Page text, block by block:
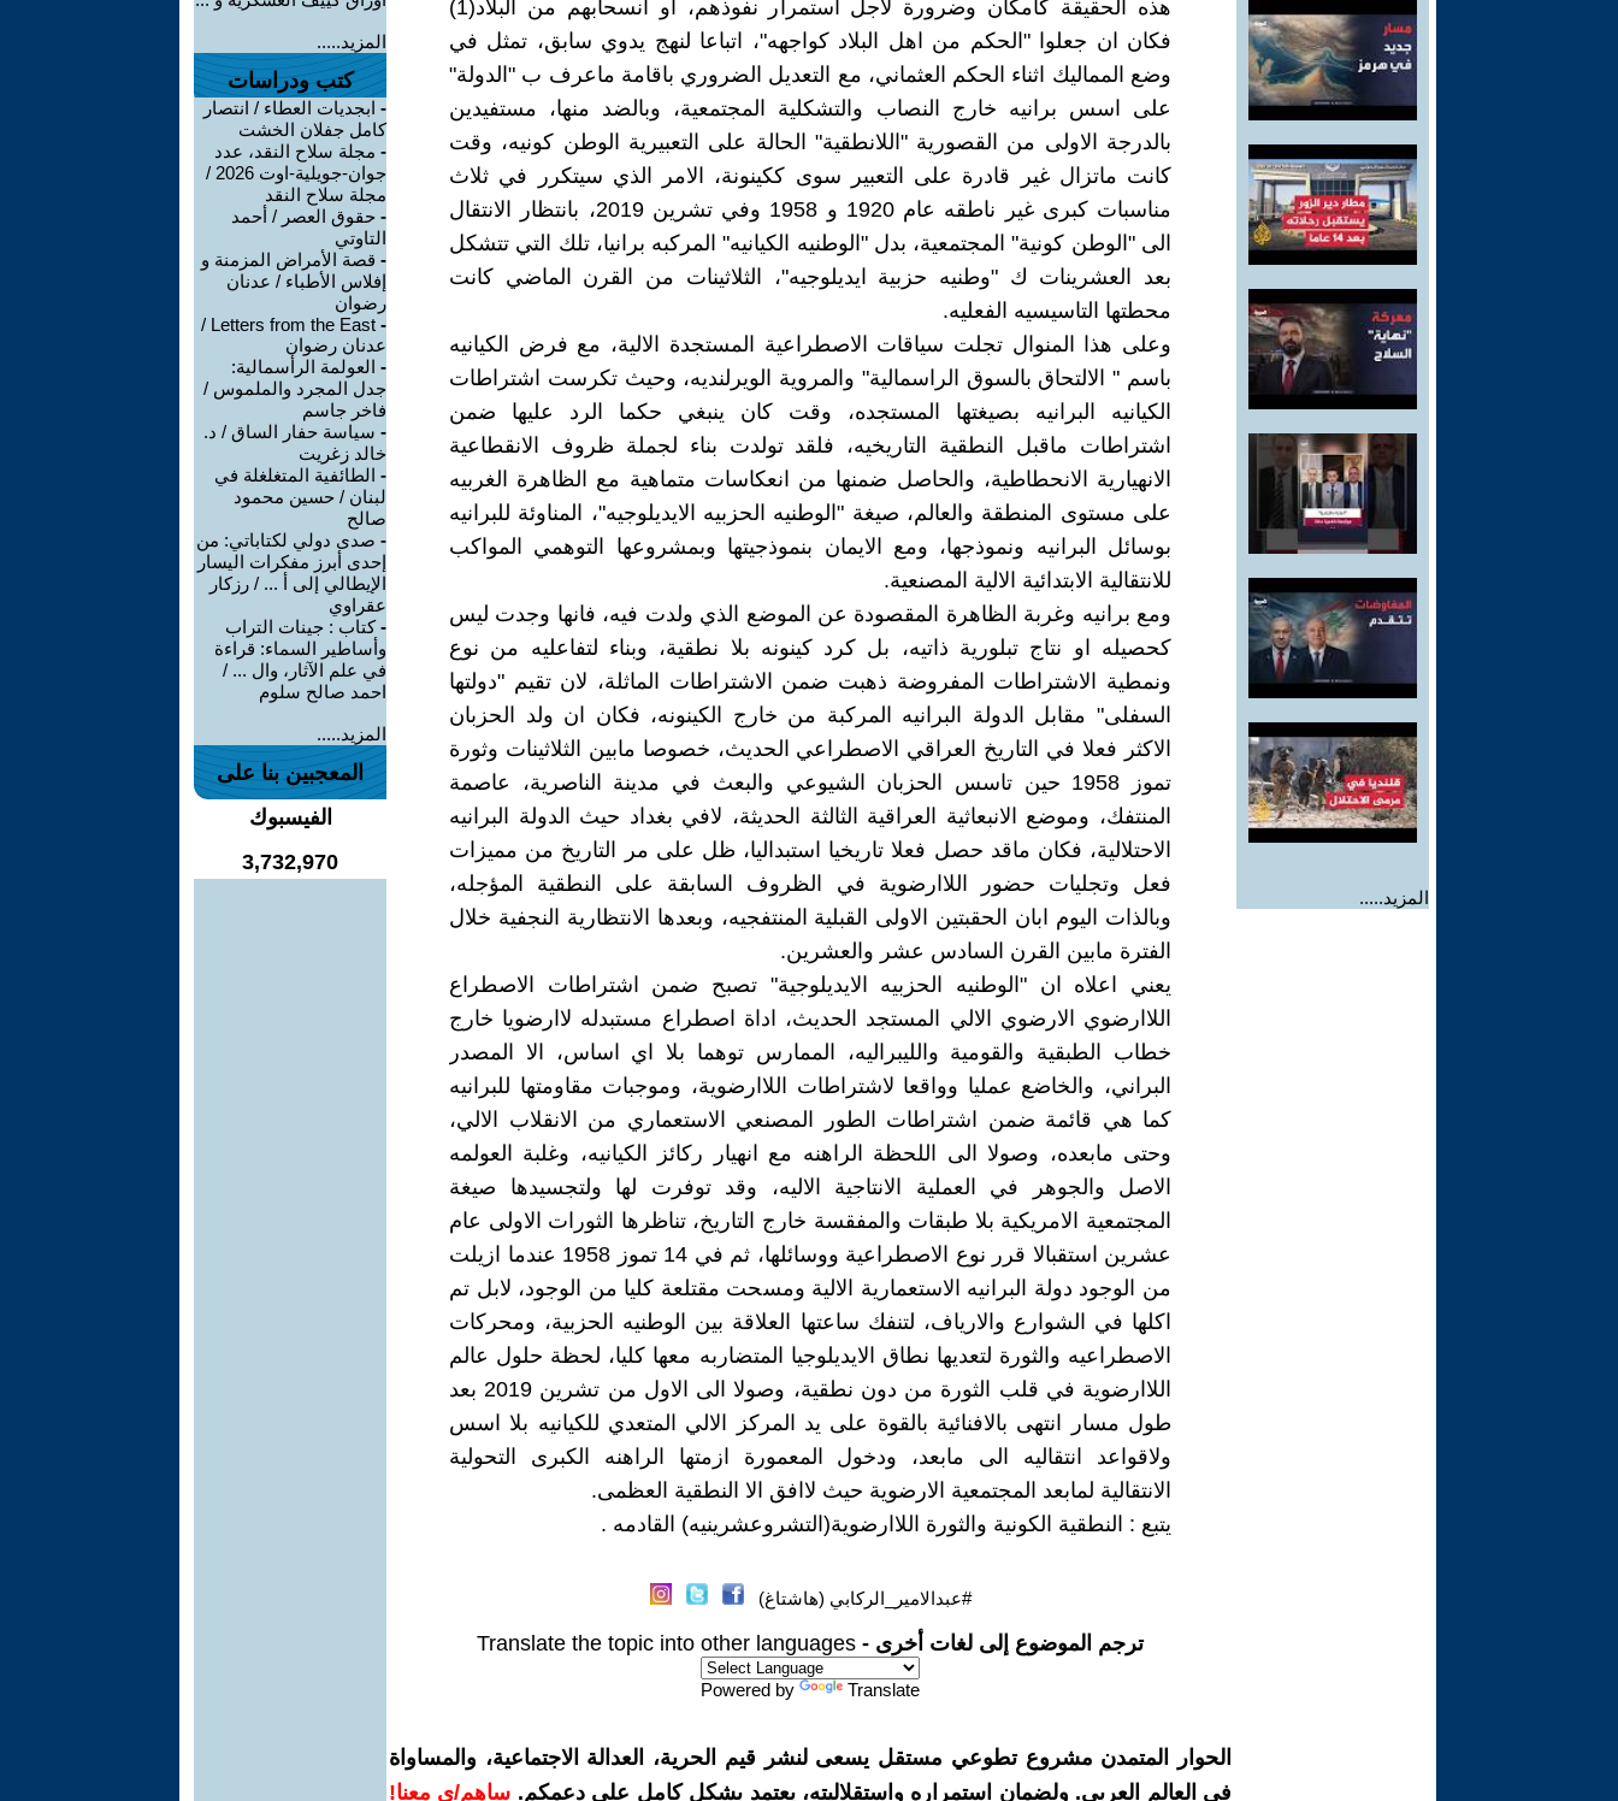
المزيد.....
هذه الحقيقة كامكان وضرورة لاجل استمرار نفوذهم، او انسحابهم من البلاد(1)
فكان ان جعلوا "الحكم من اهل البلاد كواجهه"، اتباعا لنهج يدوي سابق، تمثل في
وضع المماليك اثناء الحكم العثماني، مع التعديل الضروري باقامة ماعرف ب "الدولة"
على اسس برانيه خارج النصاب والتشكلية المجتمعية، وبالضد منها، مستفيدين
بالدرجة الاولى من القصورية "اللانطقية" الحالة على التعبيرية الوطن كونيه، وقت
كانت ماتزال غير قادرة على التعبير سوى ككينونة، الامر الذي سيتكرر في ثلاث
مناسبات كبرى غير ناطقه عام 1920 و 1958 وفي تشرين 2019، بانتظار الانتقال
الى "الوطن كونية" المجتمعية، بدل "الوطنيه الكيانيه" المركبه برانيا، تلك التي تتشكل
بعد العشرينات ك "وطنيه حزبية ايديلوجيه"، الثلاثينات من القرن الماضي كانت
محطتها التاسيسيه الفعليه.
وعلى هذا المنوال تجلت سياقات الاصطراعية المستجدة الالية، مع فرض الكيانيه
باسم " الالتحاق بالسوق الراسمالية" والمروية الويرلنديه، وحيث تكرست اشتراطات
الكيانيه البرانيه بصيغتها المستجده، وقت كان ينبغي حكما الرد عليها ضمن
اشتراطات ماقبل النطقية التاريخيه، فلقد تولدت بناء لجملة ظروف الانقطاعية
الانهيارية الانحطاطية، والحاصل ضمنها من انعكاسات متماهية مع الظاهرة الغربيه
على مستوى المنطقة والعالم، صيغة "الوطنيه الحزبيه الايديلوجيه"، المناوئة للبرانيه
بوسائل البرانيه ونموذجها، ومع الايمان بنموذجيتها وبمشروعها التوهمي المواكب
للانتقالية الابتدائية الالية المصنعية.
ومع برانيه وغربة الظاهرة المقصودة عن الموضع الذي ولدت فيه، فانها وجدت ليس
كحصيله او نتاج تبلورية ذاتيه، بل كرد كينونه بلا نطقية، وبناء لتفاعليه من نوع
ونمطية الاشتراطات المفروضة ذهبت ضمن الاشتراطات الماثلة، لان تقيم "دولتها
السفلى" مقابل الدولة البرانيه المركبة من خارج الكينونه، فكان ان ولد الحزبان
الاكثر فعلا في التاريخ العراقي الاصطراعي الحديث، خصوصا مابين الثلاثينات وثورة
تموز 1958 حين تاسس الحزبان الشيوعي والبعث في مدينة الناصرية، عاصمة
المنتفك، وموضع الانبعاثية العراقية الثالثة الحديثة، لافي بغداد حيث الدولة البرانيه
الاحتلالية، فكان ماقد حصل فعلا تاريخيا استبداليا، ظل على مر التاريخ من مميزات
فعل وتجليات حضور اللاارضوية في الظروف السابقة على النطقية المؤجله،
وبالذات اليوم ابان الحقبتين الاولى القبلية المنتفجيه، وبعدها الانتظارية النجفية خلال
الفترة مابين القرن السادس عشر والعشرين.
يعني اعلاه ان "الوطنيه الحزبيه الايديلوجية" تصبح ضمن اشتراطات الاصطراع
اللاارضوي الارضوي الالي المستجد الحديث، اداة اصطراع مستبدله لاارضويا خارج
خطاب الطبقية والقومية والليبراليه، الممارس توهما بلا اي اساس، الا المصدر
البراني، والخاضع عمليا وواقعا لاشتراطات اللاارضوية، وموجبات مقاومتها للبرانيه
كما هي قائمة ضمن اشتراطات الطور المصنعي الاستعماري من الانقلاب الالي،
وحتى مابعده، وصولا الى اللحظة الراهنه مع انهيار ركائز الكيانيه، وغلبة العولمه
الاصل والجوهر في العملية الانتاجية الاليه، وقد توفرت لها ولتجسيدها صيغة
المجتمعية الامريكية بلا طبقات والمفقسة خارج التاريخ، تناظرها الثورات الاولى عام
عشرين استقبالا قرر نوع الاصطراعية ووسائلها، ثم في 14 تموز 1958 عندما ازيلت
من الوجود دولة البرانيه الاستعمارية الالية ومسحت مقتلعة كليا من الوجود، لابل تم
اكلها في الشوارع والارياف، لتنفك ساعتها العلاقة بين الوطنيه الحزبية، ومحركات
الاصطراعيه والثورة لتعديها نطاق الايديلوجيا المتضاربه معها كليا، لحظة حلول عالم
اللاارضوية في قلب الثورة من دون نطقية، وصولا الى الاول من تشرين 2019 بعد
طول مسار انتهى بالافنائية بالقوة على يد المركز الالي المتعدي للكيانيه بلا اسس
ولاقواعد انتقاليه الى مابعد، ودخول المعمورة ازمتها الراهنه الكبرى التحولية
الانتقالية لمابعد المجتمعية الارضوية حيث لاافق الا النطقية العظمى.
يتبع : النطقية الكونية والثورة اللاارضوية(التشروعشرينيه) القادمه .
#عبدالامير_الركابي (هاشتاغ)
ترجم الموضوع إلى لغات أخرى - Translate the topic into other languages
Powered by Translate
الحوار المتمدن مشروع تطوعي مستقل يسعى لنشر قيم الحرية، العدالة الاجتماعية، والمساواة
في العالم العربي. ولضمان استمراره واستقلاليته، يعتمد بشكل كامل على دعمكم. ساهم/ي معنا!
المزيد.....
كتب ودراسات
- ابجديات العطاء / انتصار
كامل جفلان الخشت
- مجلة سلاح النقد، عدد
جوان-جويلية-اوت 2026 /
مجلة سلاح النقد
- حقوق العصر / أحمد
التاوتي
- قصة الأمراض المزمنة و
إفلاس الأطباء / عدنان
رضوان
-
Letters from the East /
عدنان رضوان
- العولمة الرأسمالية:
جدل المجرد والملموس /
فاخر جاسم
- سياسة حفار الساق / د.
خالد زغريت
- الطائفية المتغلغلة في
لبنان / حسين محمود
صالح
- صدى دولي لكتاباتي: من
إحدى أبرز مفكرات اليسار
الإيطالي إلى أ ... / رزكار
عقراوي
-كتاب : جينات التراب
وأساطير السماء: قراءة
في علم الآثار، وال ... /
احمد صالح سلوم
المزيد.....
المعجبين بنا على
الفيسبوك
3,732,970